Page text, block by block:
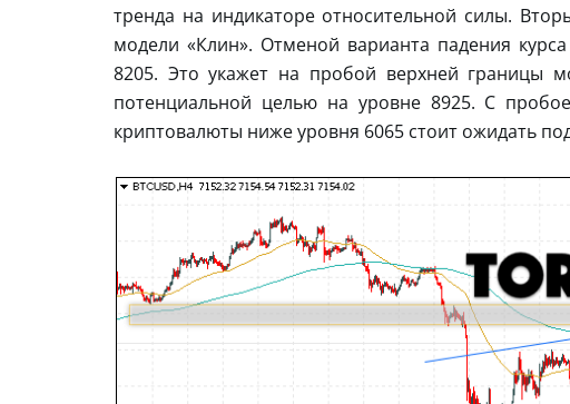
тренда на индикаторе относительной силы.
модели «Клин». Отменой варианта падения
8205. Это укажет на пробой верхней границы
потенциальной целью на уровне 8925. С
криптовалюты ниже уровня 6065 стоит ожидать